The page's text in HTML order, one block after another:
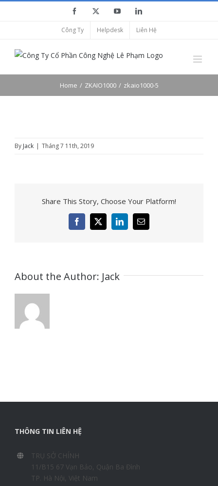
Facebook YouTubeLinkedIn
Công Ty Helpdesk Liên Hệ
Home ZKAIO1000 zkaio1000-5
By Jack | Tháng 7 11th, 2019
Share This Story, Choose Your Platform!
Facebook
X LinkedInEmail
About the Author: Jack
THÔNG TIN LIÊN HỆ
TRỤ SỞ CHÍNH
11/B15 67 Vạn Bảo, Quận Ba Đình
TP. Hà Nội, Việt Nam